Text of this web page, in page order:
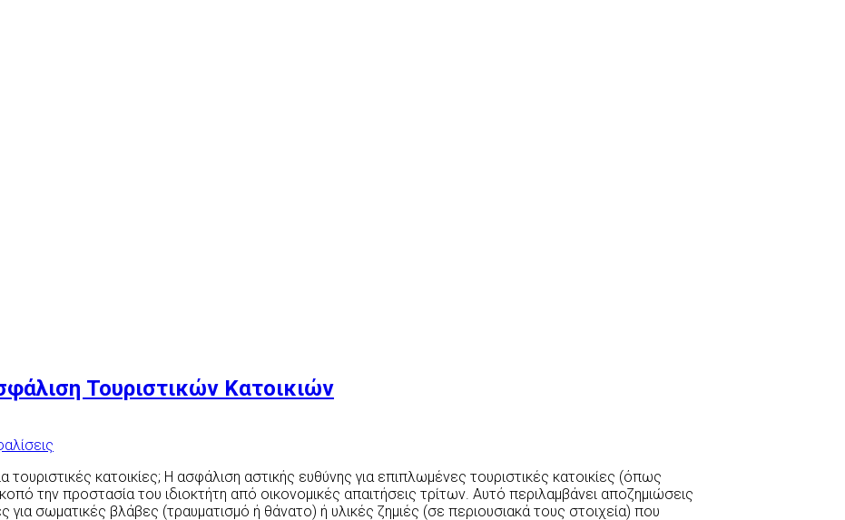
Τουριστικών Κατοικιών
κατοικίες; Η ασφάλιση αστικής ευθύνης για επιπλωμένες τουριστικές κατοικίες (όπως
την προστασία του ιδιοκτήτη από οικονομικές απαιτήσεις τρίτων. Αυτό περιλαμβάνει αποζημιώσεις
για σωματικές βλάβες (τραυματισμό ή θάνατο) ή υλικές ζημιές (σε περιουσιακά τους στοιχεία) που